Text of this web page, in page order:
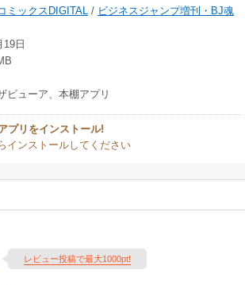
ミックスDIGITAL / ビジネスジャンプ増刊・BJ魂
日
ビューア、本棚アプリ
プリをインストール!
インストールしてください
レビュー投稿で最大1000pt!